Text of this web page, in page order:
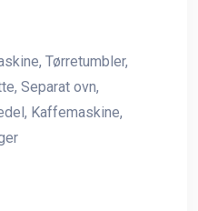
Tørretumbler,
Separat ovn,
Kaffemaskine,